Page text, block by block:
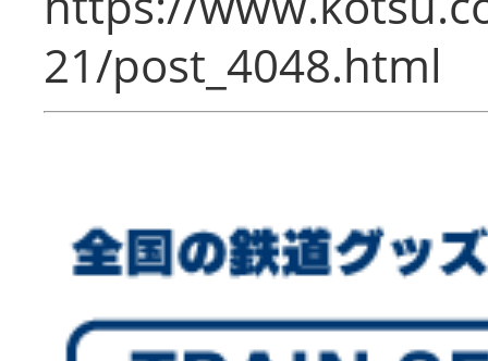
21/post_4048.html